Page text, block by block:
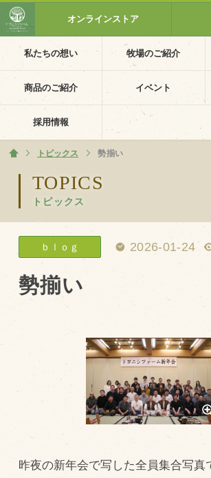
私たちの想い 牧場のご紹介
商品のご紹介 イベント
採用情報
オンラインストア
TOPICS
トピックス
ホーム
トピックス 勢揃い
ｂｌｏｇ 2026-01-24
勢揃い
昨夜の新年会で写した全員集合写真
ホーム
私たちの想い
PV動画
イベントカレンダー
イベント一覧
採用情報
企業ご案内
会社概要・沿革
アクセス
トピックス（新着順）
お知らせ
お客様の声
オリジナル投稿レシピ
採用情報